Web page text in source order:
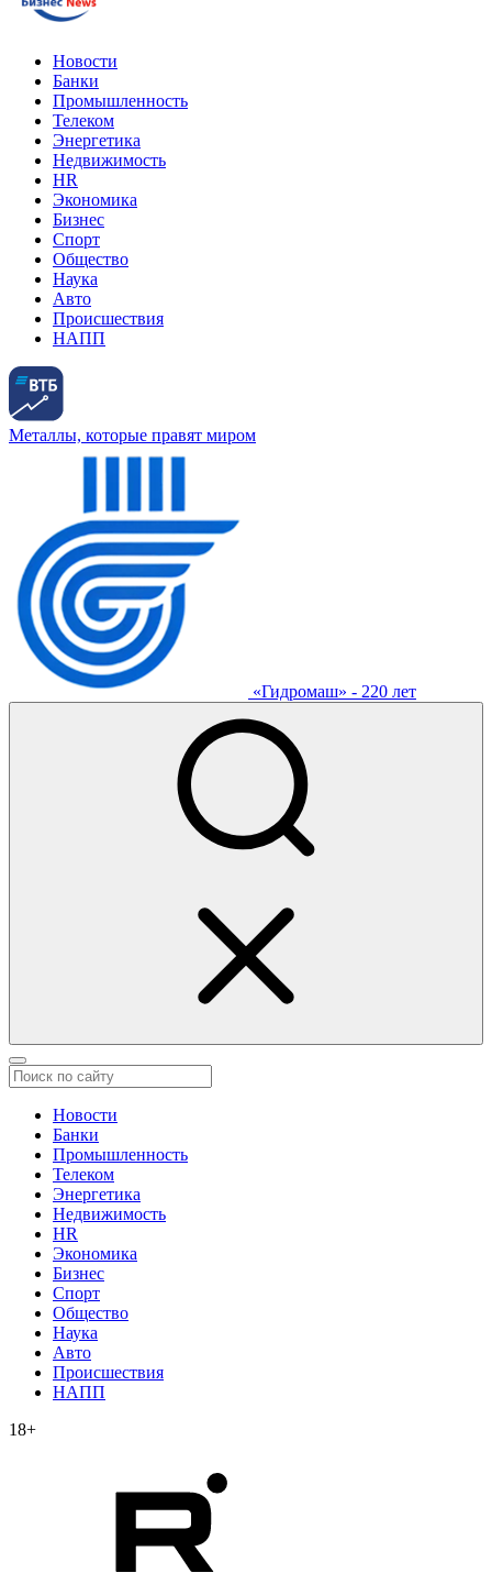
Новости
Банки
Промышленность
Телеком
Энергетика
Недвижимость
HR
Экономика
Бизнес
Спорт
Общество
Наука
Авто
Происшествия
НАПП
Металлы, которые правят миром
«Гидромаш» - 220 лет
Новости
Банки
Промышленность
Телеком
Энергетика
Недвижимость
HR
Экономика
Бизнес
Спорт
Общество
Наука
Авто
Происшествия
НАПП
18+